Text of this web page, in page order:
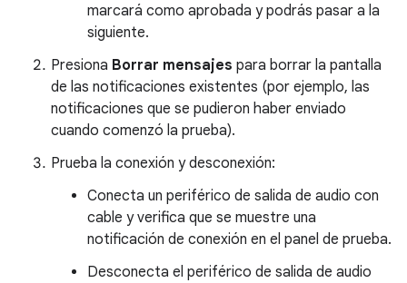
marcará como aprobada y podrás pasar a la
siguiente.
Presiona Borrar mensajes para borrar la pantalla
de las notificaciones existentes (por ejemplo, las
notificaciones que se pudieron haber enviado
cuando comenzó la prueba).
Prueba la conexión y desconexión:
Conecta un periférico de salida de audio con
cable y verifica que se muestre una
notificación de conexión en el panel de prueba.
Desconecta el periférico de salida de audio